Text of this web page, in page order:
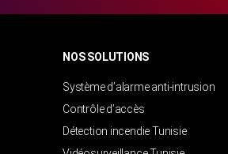
NOS SOLUTIONS
Système d’alarme anti-intrusion
Contrôle d’accès
Détection incendie Tunisie